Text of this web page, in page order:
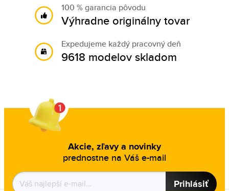
100 % garancia pôvodu
Výhradne originálny tovar
Expedujeme každý pracovný deň
9618 modelov skladom
Akcie, zľavy a novinky
prednostne na Váš e-mail
Prihlásiť